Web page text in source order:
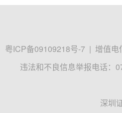
粤ICP备09109218号-7 | 增值电
违法和不良信息举报电话：
深圳